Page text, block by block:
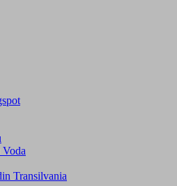
Voda
Transilvania